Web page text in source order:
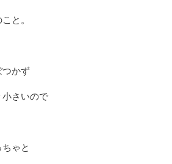
と。
つかず
さいので
ゃと